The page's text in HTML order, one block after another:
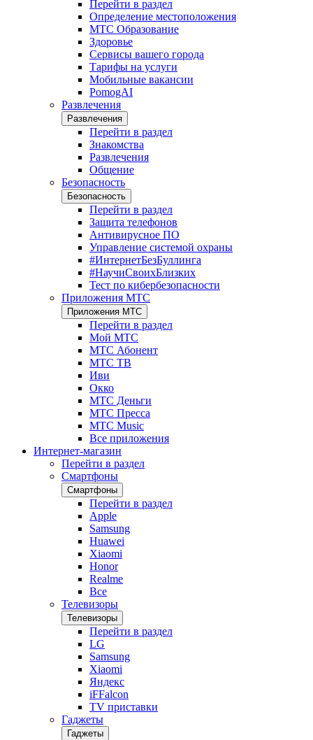
Перейти в раздел
Определение местоположения
МТС Образование
Здоровье
Сервисы вашего города
Тарифы на услуги
Мобильные вакансии
PomogAI
Развлечения
Развлечения
Перейти в раздел
Знакомства
Развлечения
Общение
Безопасность
Безопасность
Перейти в раздел
Защита телефонов
Антивирусное ПО
Управление системой охраны
#ИнтернетБезБуллинга
#НаучиСвоихБлизких
Тест по кибербезопасности
Приложения МТС
Приложения МТС
Перейти в раздел
Мой МТС
МТС Абонент
МТС ТВ
Иви
Окко
МТС Деньги
МТС Пресса
МТС Music
Все приложения
Интернет-магазин
Перейти в раздел
Смартфоны
Смартфоны
Перейти в раздел
Apple
Samsung
Huawei
Xiaomi
Honor
Realme
Все
Телевизоры
Телевизоры
Перейти в раздел
LG
Samsung
Xiaomi
Яндекс
iFFalcon
TV приставки
Гаджеты
Гаджеты